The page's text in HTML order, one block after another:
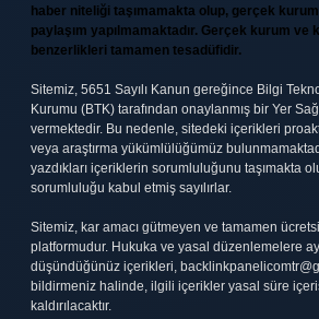
haber niteliği taşımamakta olup, gerçek
paylaşım yapılmamaktadır. Gerçek kurum ve
benzerlikleri tamamen tesadüfidir.
Sitemiz, 5651 Sayılı Kanun gereğince Bilgi
Kurumu (BTK) tarafından onaylanmış bir Yer
vermektedir. Bu nedenle, sitedeki içerikleri
veya araştırma yükümlülüğümüz
yazdıkları içeriklerin sorumluluğunu taşımakta
sorumluluğu kabul etmiş sayılırlar.
Sitemiz, kar amacı gütmeyen ve tamamen
platformudur. Hukuka ve yasal düzenlemelere
düşündüğünüz içerikleri,
bildirmeniz halinde, ilgili içerikler yasal süre
kaldırılacaktır.